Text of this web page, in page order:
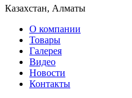
Казахстан, Алматы
О компании
Товары
Галерея
Видео
Новости
Контакты